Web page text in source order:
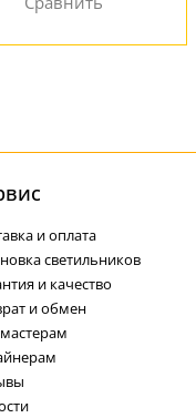
и оплата
светильников
и качество
и обмен